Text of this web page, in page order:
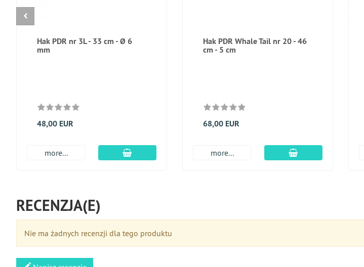
Hak PDR nr 3L - 33 cm - Ø 6
mm
48,00 EUR
more... dodaj do koszyka
Hak PDR Whale Tail nr 20 - 46
cm - 5 cm
68,00 EUR
more... dodaj do koszyka
RECENZJA(E)
Nie ma żadnych recenzji dla tego produktu